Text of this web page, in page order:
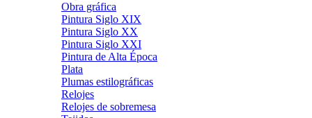
Obra gráfica
Pintura Siglo XIX
Pintura Siglo XX
Pintura Siglo XXI
Pintura de Alta Época
Plata
Plumas estilográficas
Relojes
Relojes de sobremesa